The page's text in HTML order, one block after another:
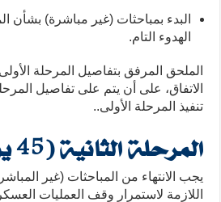
البدء بمباحثات (غير مباشرة) بشأن
الهدوء التام.
الملحق المرفق بتفاصيل المرحلة
الاتفاق، على أن يتم على تفاصيل
تنفيذ المرحلة الأولى..
المرحلة الثانية (45 يوما):
يجب الانتهاء من المباحثات (غير
اللازمة لاستمرار وقف العمليات